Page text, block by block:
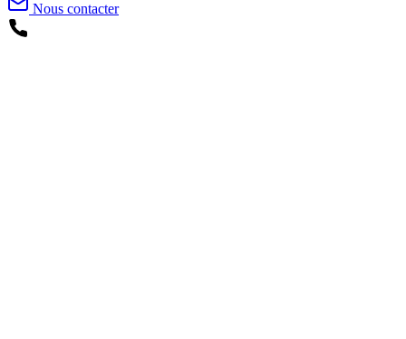
Nous contacter